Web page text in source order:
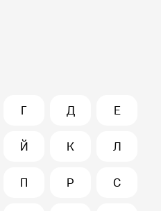
Г Д Е
Й К Л
П Р С